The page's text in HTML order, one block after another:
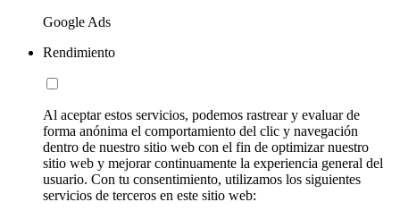
Google Ads
Rendimiento
Al aceptar estos servicios, podemos rastrear y evaluar de
forma anónima el comportamiento del clic y navegación
dentro de nuestro sitio web con el fin de optimizar nuestro
sitio web y mejorar continuamente la experiencia general del
usuario. Con tu consentimiento, utilizamos los siguientes
servicios de terceros en este sitio web: